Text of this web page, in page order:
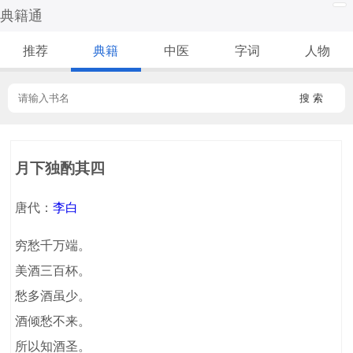
典籍通
推荐 典籍 中医 字词 人物
搜 索
月下独酌其四
唐代：李白
穷愁千万端。
美酒三百杯。
愁多酒虽少。
酒倾愁不来。
所以知酒圣。